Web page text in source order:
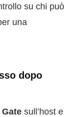
su chi può
una
dopo
sull’host e